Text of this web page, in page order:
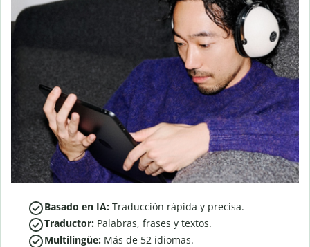
Basado en IA: Traducción rápida y precisa.
Traductor: Palabras, frases y textos.
Multilingüe: Más de 52 idiomas.